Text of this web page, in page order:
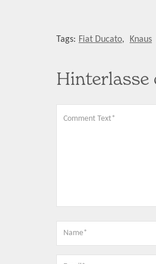
Tags: Fiat Ducato, Knaus
Hinterlasse